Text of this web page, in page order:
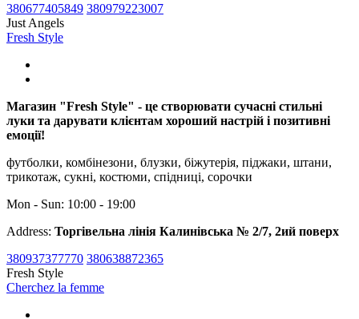
380677405849 380979223007
Just Angels
Fresh Style
Магазин "Fresh Style" - це створювати сучасні стильні
луки та дарувати клієнтам хороший настрій і позитивні
емоції!
футболки, комбінезони, блузки, біжутерія, піджаки, штани,
трикотаж, сукні, костюми, спідниці, сорочки
Mon - Sun: 10:00 - 19:00
Address: Торгівельна лінія Калинівська № 2/7, 2ий поверх
380937377770 380638872365
Fresh Style
Cherchez la femme